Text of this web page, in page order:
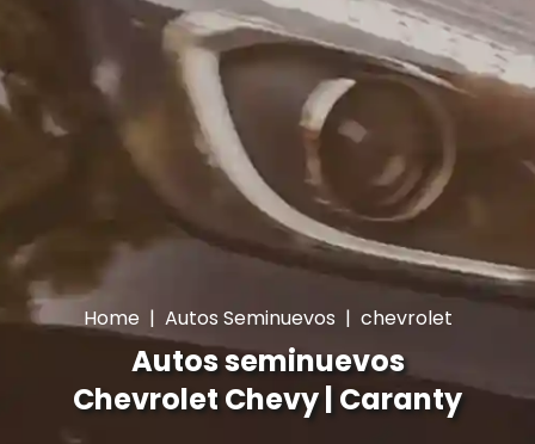
Home | Autos Seminuevos | chevrolet
Autos seminuevos
Chevrolet Chevy | Caranty